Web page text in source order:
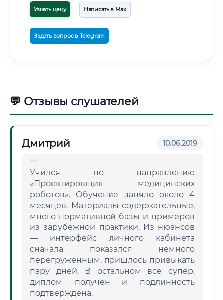
Узнать цену Написать в Max
Задать вопрос в Telegram
💬 Отзывы слушателей
Дмитрий 10.06.2019
Учился по направлению
«Проектировщик медицинских
роботов». Обучение заняло около 4
месяцев. Материалы содержательные,
много нормативной базы и примеров
из зарубежной практики. Из нюансов
— интерфейс личного кабинета
сначала показался немного
перегруженным, пришлось привыкать
пару дней. В остальном все супер,
диплом получен и подлинность
подтверждена.